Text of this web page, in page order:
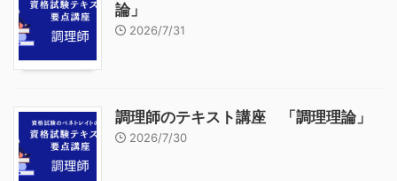
論」
2026/7/31
調理師のテキスト講座 「調理理論」
2026/7/30